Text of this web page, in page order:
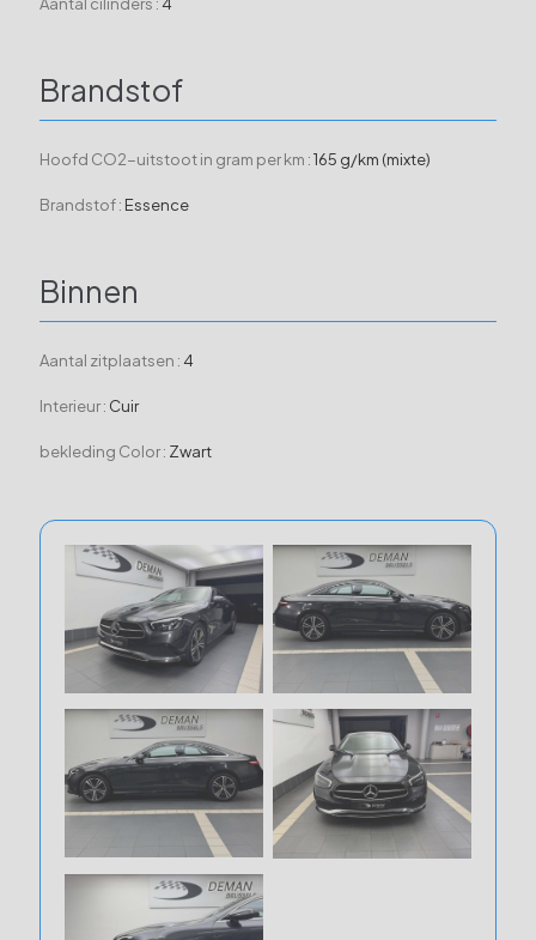
Brandstof
Hoofd CO2-uitstoot in gram per km :165 g/km (mixte)
Brandstof : Essence
Binnen
Aantal zitplaatsen : 4
Interieur : Cuir
bekleding Color : Zwart